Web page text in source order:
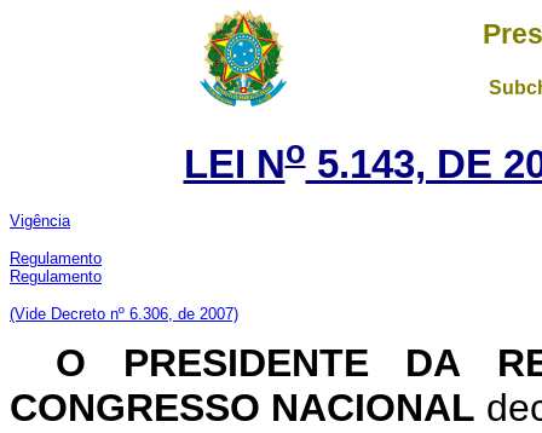
LEI No5.143, DE
Vigência
Regulamento
Regulamento
(Vide Decreto nº 6.306, de 2007)
O PRESIDENTE DA
CONGRESSO NACIONAL